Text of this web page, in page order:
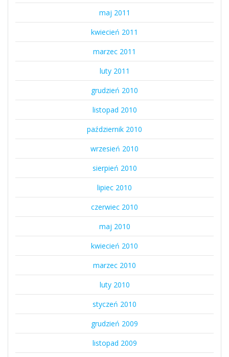
maj 2011
kwiecień 2011
marzec 2011
luty 2011
grudzień 2010
listopad 2010
październik 2010
wrzesień 2010
sierpień 2010
lipiec 2010
czerwiec 2010
maj 2010
kwiecień 2010
marzec 2010
luty 2010
styczeń 2010
grudzień 2009
listopad 2009